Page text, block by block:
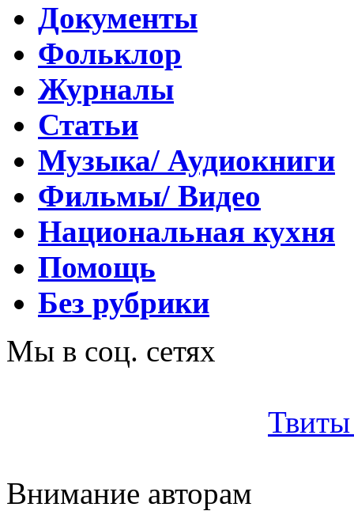
Документы
Фольклор
Журналы
Статьи
Музыка/ Аудиокниги
Фильмы/ Видео
Национальная кухня
Помощь
Без рубрики
Мы в соц. сетях
Внимание авторам